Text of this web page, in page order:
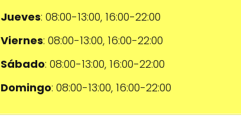
Jueves: 08:00-13:00, 16:00-22:00
Viernes: 08:00-13:00, 16:00-22:00
Sábado: 08:00-13:00, 16:00-22:00
Domingo: 08:00-13:00, 16:00-22:00